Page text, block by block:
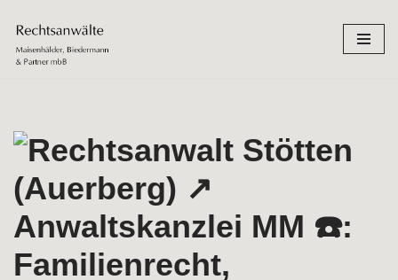
Zum
Inhalt